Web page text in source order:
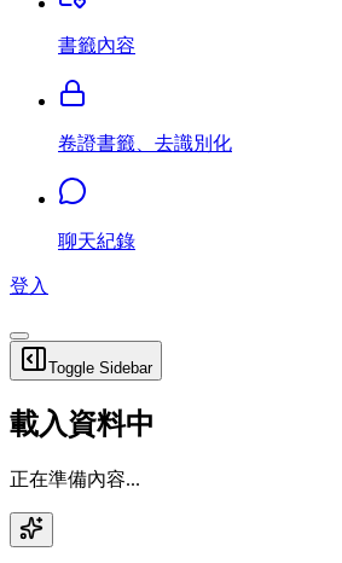
書籤內容
卷證書籤、去識別化
聊天紀錄
登入
Toggle Sidebar
載入資料中
正在準備內容...